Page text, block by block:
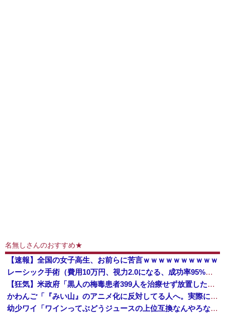
名無しさんのおすすめ★
【速報】全国の女子高生、お前らに苦言ｗｗｗｗｗｗｗｗｗｗ
レーシック手術（費用10万円、視力2.0になる、成功率95%）←これをしない理由ｗｗ
【狂気】米政府「黒人の梅毒患者399人を治療せず放置したらどうなるか見たろ！」→40年間続けてしまう
かわんご「『みい山』のアニメ化に反対してる人へ。実際に障害者と関わると損なんですよ」
幼少ワイ「ワインってぶどうジュースの上位互換なんやろなぁ」